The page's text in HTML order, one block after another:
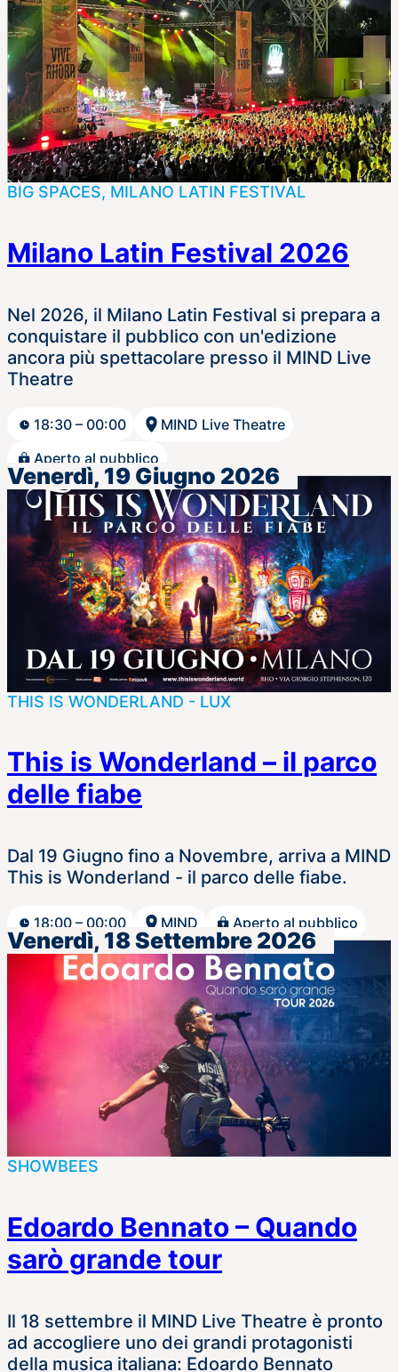
BIG SPACES, MILANO LATIN FESTIVAL
Milano Latin Festival 2026
Nel 2026, il Milano Latin Festival si prepara a
conquistare il pubblico con un'edizione
ancora più spettacolare presso il MIND Live
Theatre
18:30 – 00:00
MIND Live Theatre
Aperto al pubblico
Venerdì, 19 Giugno 2026
THIS IS WONDERLAND - LUX
This is Wonderland – il parco
delle fiabe
Dal 19 Giugno fino a Novembre, arriva a MIND
This is Wonderland - il parco delle fiabe.
18:00 – 00:00 MIND Aperto al pubblico
Venerdì, 18 Settembre 2026
SHOWBEES
Edoardo Bennato – Quando
sarò grande tour
Il 18 settembre il MIND Live Theatre è pronto
ad accogliere uno dei grandi protagonisti
della musica italiana: Edoardo Bennato